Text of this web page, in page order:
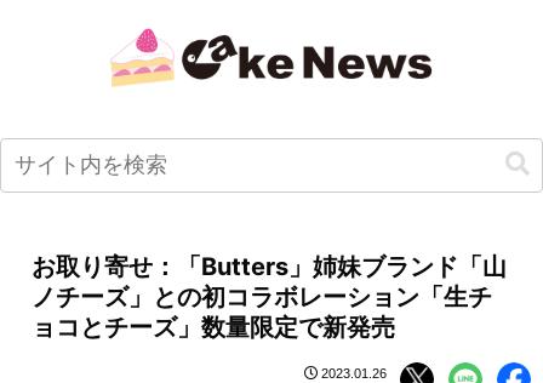
お取り寄せ：「Butters」姉妹ブランド「山
ノチーズ」との初コラボレーション「生チ
ョコとチーズ」数量限定で新発売
2023.01.26